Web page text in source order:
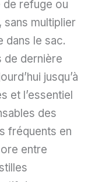
de refuge ou
sans multiplier
dans le sac.
de dernière
jusqu’à
et l’essentiel
des
fréquents en
entre